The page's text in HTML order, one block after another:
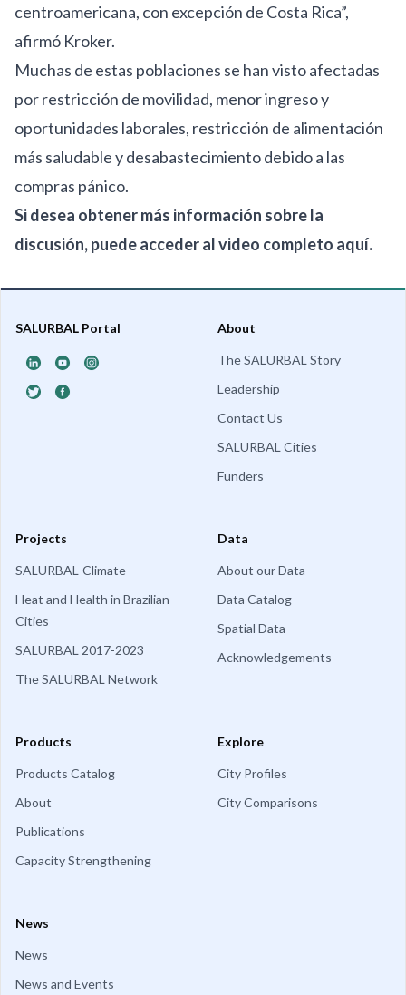
centroamericana, con excepción de Costa Rica”,
afirmó Kroker.
Muchas de estas poblaciones se han visto afectadas
por restricción de movilidad, menor ingreso y
oportunidades laborales, restricción de alimentación
más saludable y desabastecimiento debido a las
compras pánico.
Si desea obtener más información sobre la
discusión, puede acceder al video completo aquí.
SALURBAL Portal About
The SALURBAL Story
Leadership
Contact Us
SALURBAL Cities
Funders
Projects
SALURBAL-Climate
Heat and Health in Brazilian
Cities
SALURBAL 2017-2023
The SALURBAL Network
Data
About our Data
Data Catalog
Spatial Data
Acknowledgements
Products
Products Catalog
About
Publications
Capacity Strengthening
Explore
City Profiles
City Comparisons
News
News
News and Events